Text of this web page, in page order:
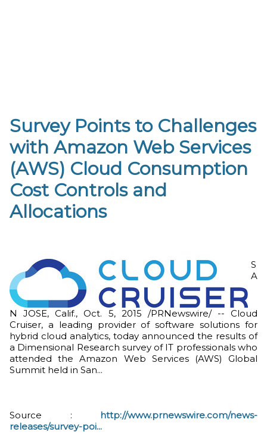
Survey Points to Challenges
with Amazon Web Services
(AWS) Cloud Consumption
Cost Controls and
Allocations
S
A
N JOSE, Calif., Oct. 5, 2015 /PRNewswire/ -- Cloud
Cruiser, a leading provider of software solutions for
hybrid cloud analytics, today announced the results of
a Dimensional Research survey of IT professionals who
attended the Amazon Web Services (AWS) Global
Summit held in San...
Source : http://www.prnewswire.com/news-
releases/survey-poi...